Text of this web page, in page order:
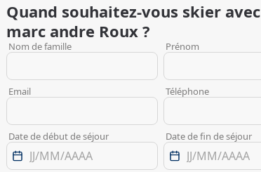
Quand souhaitez-vous skier avec
marc andre Roux ?
Nom de famille Prénom
Email Téléphone
Date de début de séjour Date de fin de séjour